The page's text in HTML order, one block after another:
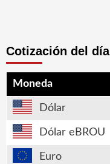
Cotización del día
Moneda
Dólar
Dólar eBROU
Euro